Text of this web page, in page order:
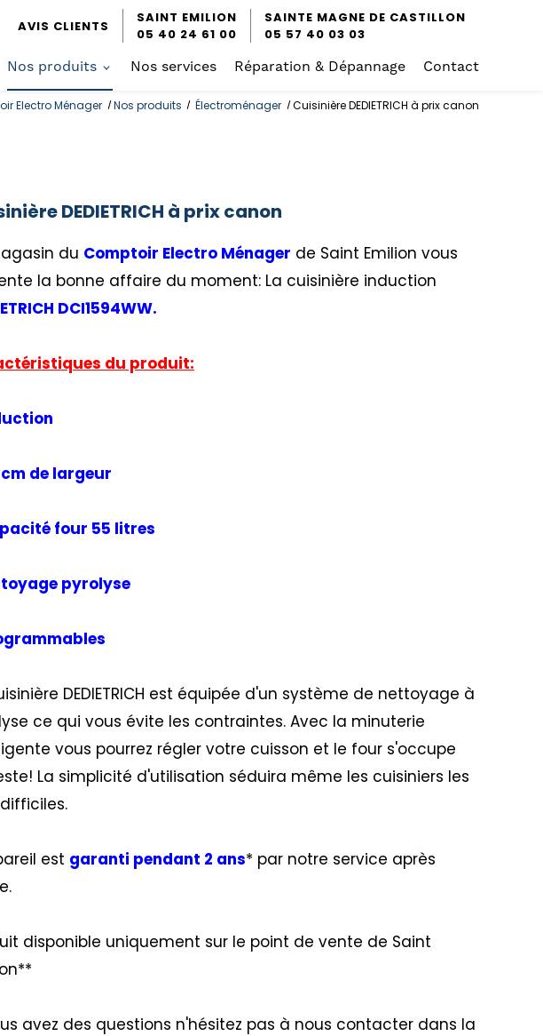
AVIS CLIENTS
SAINT EMILION
05 40 24 61 00
SAINTE MAGNE DE CASTILLON
05 57 40 03 03
Nos produits Nos services Réparation & Dépannage Contact
Electro Ménager Nos produits Électroménager Cuisinière DEDIETRICH à prix canon
DEDIETRICH à prix canon
du Comptoir Electro Ménager de Saint Emilion vous
la bonne affaire du moment: La cuisinière induction
DCI1594WW.
du produit:
de largeur
four 55 litres
pyrolyse
DEDIETRICH est équipée d'un système de nettoyage à
ce qui vous évite les contraintes. Avec la minuterie
vous pourrez régler votre cuisson et le four s'occupe
La simplicité d'utilisation séduira même les cuisiniers les
est garanti pendant 2 ans* par notre service après
disponible uniquement sur le point de vente de Saint
avez des questions n'hésitez pas à nous contacter dans la